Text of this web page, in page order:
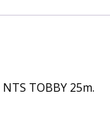
TOBBY 25m.